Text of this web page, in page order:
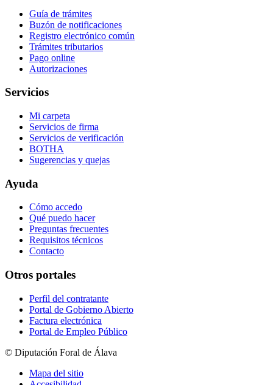
Guía de trámites
Buzón de notificaciones
Registro electrónico común
Trámites tributarios
Pago online
Autorizaciones
Servicios
Mi carpeta
Servicios de firma
Servicios de verificación
BOTHA
Sugerencias y quejas
Ayuda
Cómo accedo
Qué puedo hacer
Preguntas frecuentes
Requisitos técnicos
Contacto
Otros portales
Perfil del contratante
Portal de Gobierno Abierto
Factura electrónica
Portal de Empleo Público
© Diputación Foral de Álava
Mapa del sitio